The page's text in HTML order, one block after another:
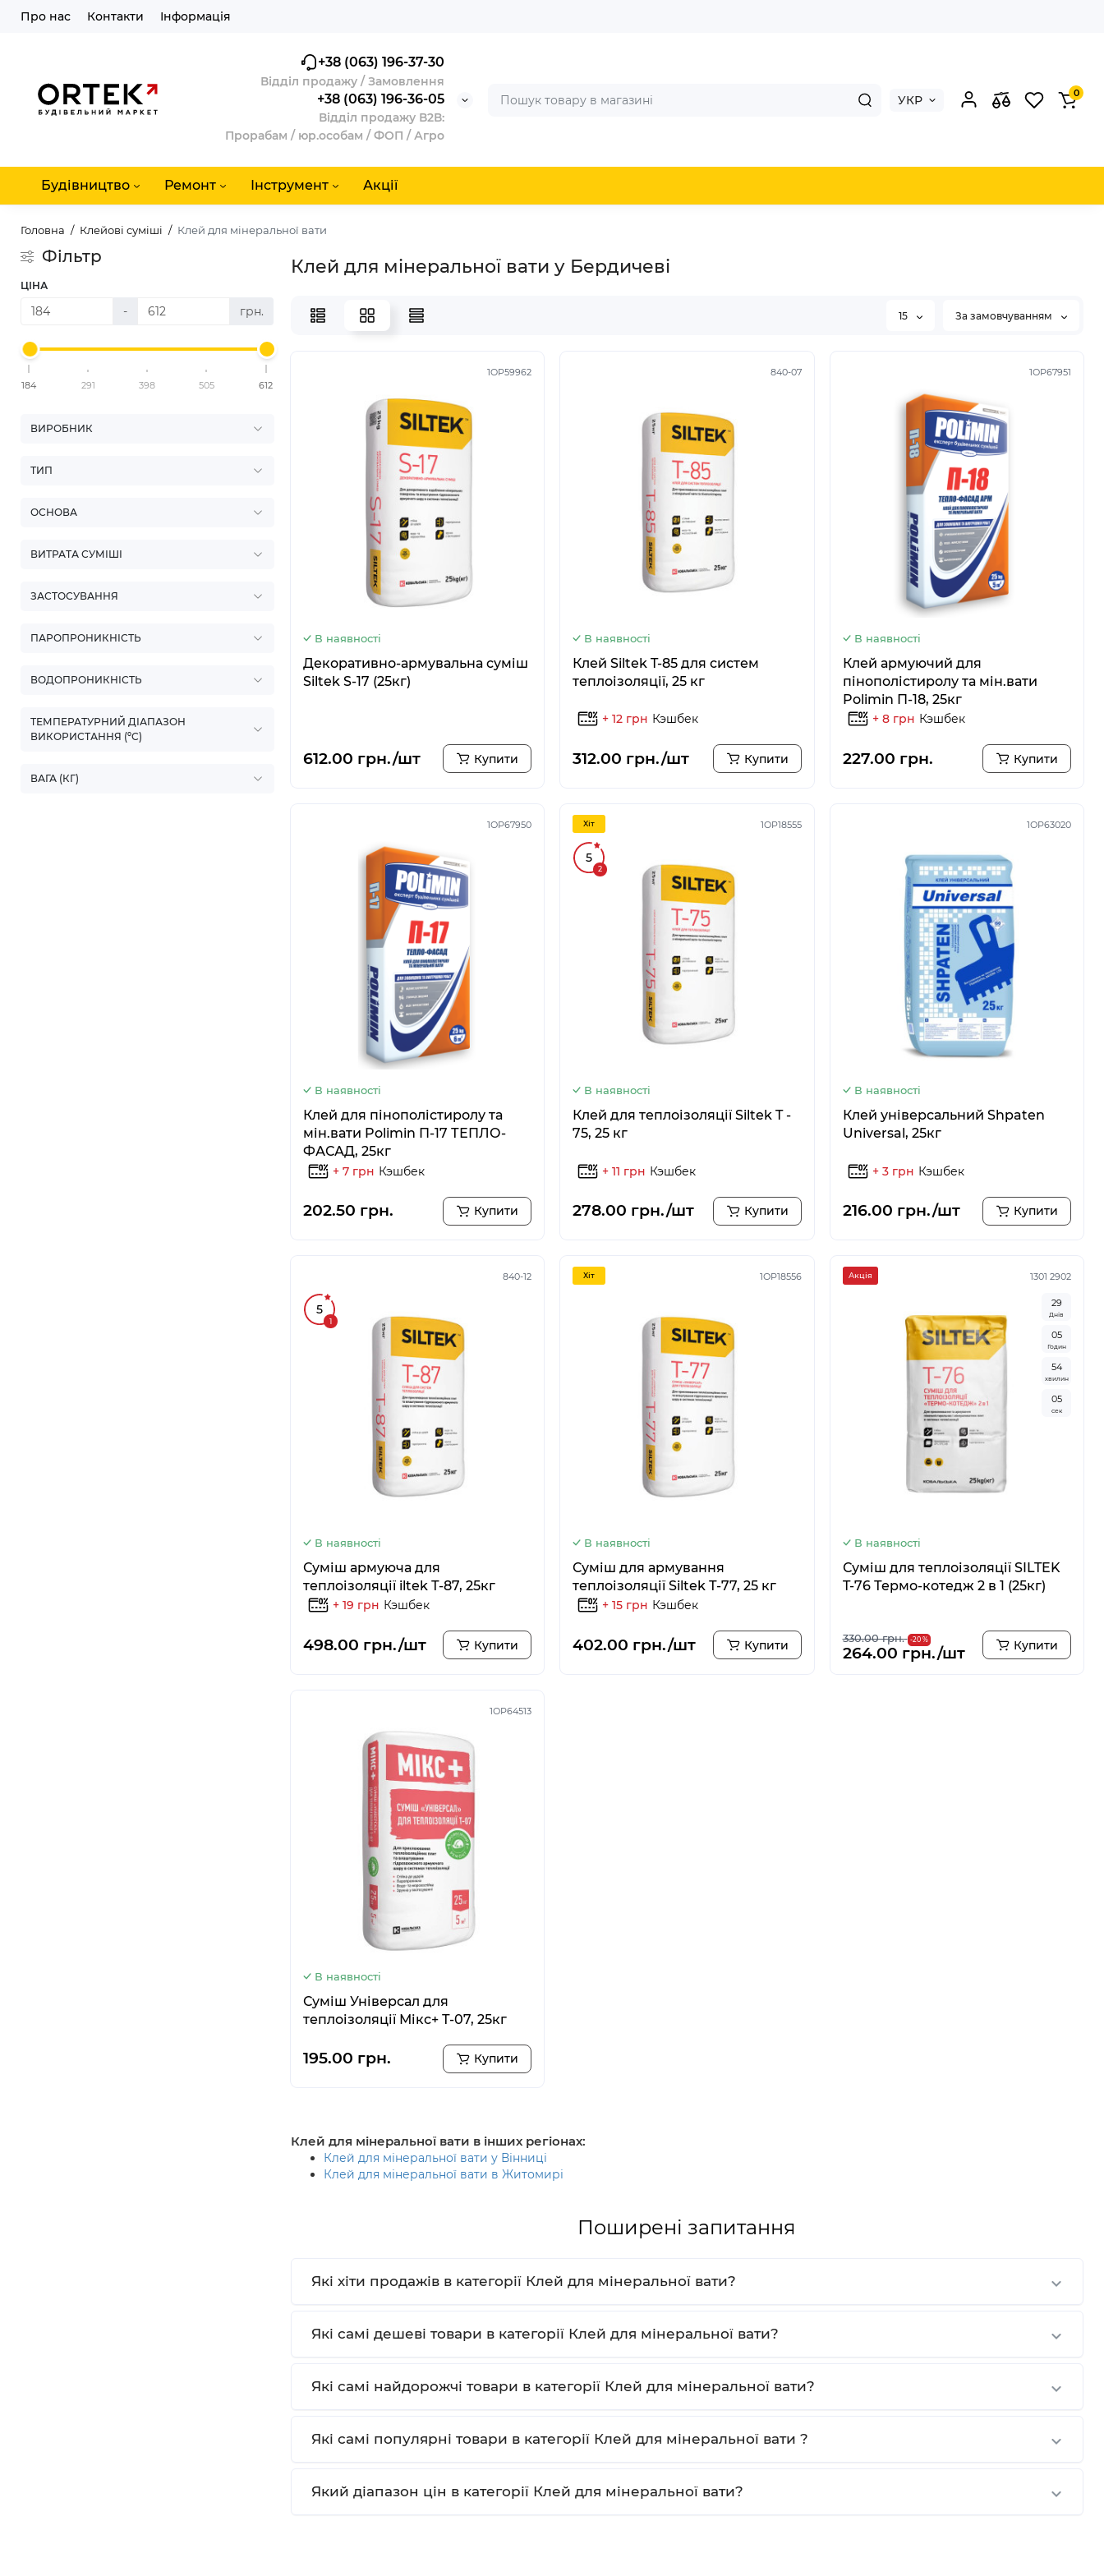
Про нас Контакти Інформація
+38 (063) 196-37-30
Відділ продажу / Замовлення
+38 (063) 196-36-05
Відділ продажу В2В:
Прорабам / юр.особам / ФОП / Агро
УКР 0
Будівництво Ремонт Інструмент Акції
Головна Клейові суміші Клей для мінеральної вати
Фільтр
ЦІНА
- грн.
184 291 398 505 612
ВИРОБНИК
ТИП
ОСНОВА
ВИТРАТА СУМІШІ
ЗАСТОСУВАННЯ
ПАРОПРОНИКНІСТЬ
ВОДОПРОНИКНІСТЬ
ТЕМПЕРАТУРНИЙ ДІАПАЗОН
ВИКОРИСТАННЯ (ºС)
ВАГА (КГ)
Клей для мінеральної вати у Бердичеві
15 За замовчуванням
1OP59962
В наявності
Декоративно-армувальна суміш
Siltek S-17 (25кг)
612.00 грн./шт Купити
840-07
В наявності
Клей Siltek T-85 для систем
теплоізоляції, 25 кг
+ 12 грн Кэшбек
312.00 грн./шт Купити
1ОР67951
В наявності
Клей армуючий для
пінополістиролу та мін.вати
Polimin П-18, 25кг
+ 8 грн Кэшбек
227.00 грн. Купити
1ОР67950
В наявності
Клей для пінополістиролу та
мін.вати Polimin П-17 ТЕПЛО-
ФАСАД, 25кг
+ 7 грн Кэшбек
202.50 грн. Купити
1OP18555
Хiт
5
2
В наявності
Клей для теплоізоляції Siltek T -
75, 25 кг
+ 11 грн Кэшбек
278.00 грн./шт Купити
1ОР63020
В наявності
Клей універсальний Shpaten
Universal, 25кг
+ 3 грн Кэшбек
216.00 грн./шт Купити
840-12
5
1
В наявності
Суміш армуюча для
теплоізоляції iltek Т-87, 25кг
+ 19 грн Кэшбек
498.00 грн./шт Купити
1ОР18556
Хiт
В наявності
Суміш для армування
теплоізоляції Siltek Т-77, 25 кг
+ 15 грн Кэшбек
402.00 грн./шт Купити
1301 2902
Акція
29
Днів
05
Годин
54
хвилин
04
сек
В наявності
Суміш для теплоізоляції SILTEK
T-76 Термо-котедж 2 в 1 (25кг)
330.00 грн. -20 %
264.00 грн./шт Купити
1ОР64513
В наявності
Суміш Універсал для
теплоізоляції Мікс+ Т-07, 25кг
195.00 грн. Купити
Клей для мінеральної вати в інших регіонах:
Клей для мінеральної вати у Вінниці
Клей для мінеральної вати в Житомирі
Поширені запитання
Які хіти продажів в категорії Клей для мінеральної вати?
Які самі дешеві товари в категорії Клей для мінеральної вати?
Які самі найдорожчі товари в категорії Клей для мінеральної вати?
Які самі популярні товари в категорії Клей для мінеральної вати ?
Який діапазон цін в категорії Клей для мінеральної вати?